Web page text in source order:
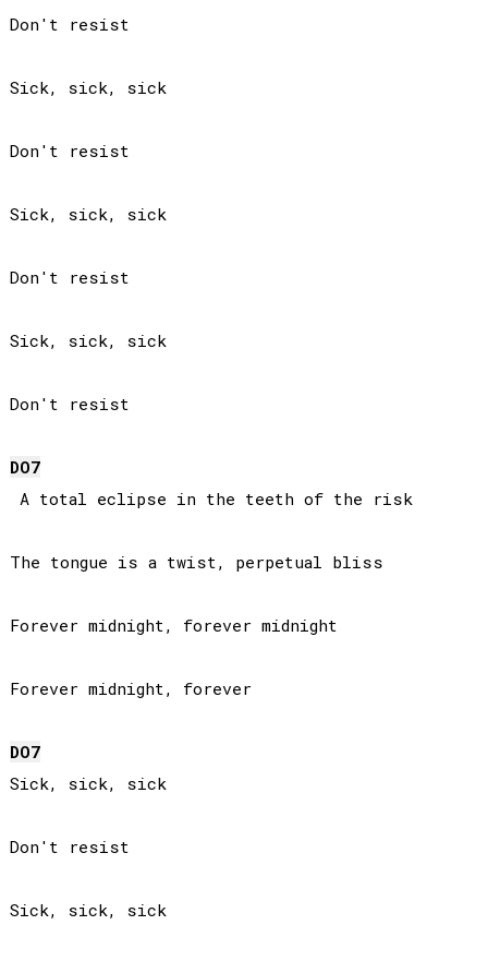
Don't resist
Sick, sick, sick
Don't resist
Sick, sick, sick
Don't resist
Sick, sick, sick
Don't resist
DO7
A total eclipse in the teeth of the risk
The tongue is a twist, perpetual bliss
Forever midnight, forever midnight
Forever midnight, forever
DO7
Sick, sick, sick
Don't resist
Sick, sick, sick